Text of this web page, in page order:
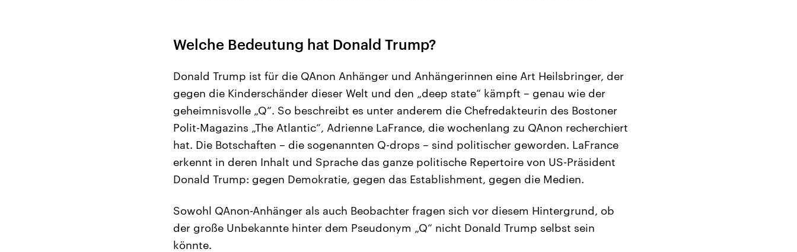
Welche Bedeutung hat Donald Trump?
Donald Trump ist für die QAnon Anhänger und Anhängerinnen eine Art Heilsbringer, der
gegen die Kinderschänder dieser Welt und den „deep state“ kämpft – genau wie der
geheimnisvolle „Q“. So beschreibt es unter anderem die Chefredakteurin des Bostoner
Polit-Magazins „The Atlantic“, Adrienne LaFrance, die wochenlang zu QAnon recherchiert
hat. Die Botschaften – die sogenannten Q-drops – sind politischer geworden. LaFrance
erkennt in deren Inhalt und Sprache das ganze politische Repertoire von US-Präsident
Donald Trump: gegen Demokratie, gegen das Establishment, gegen die Medien.
Sowohl QAnon-Anhänger als auch Beobachter fragen sich vor diesem Hintergrund, ob
der große Unbekannte hinter dem Pseudonym „Q“ nicht Donald Trump selbst sein
könnte.